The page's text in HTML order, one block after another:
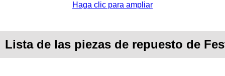
Haga clic para ampliar
Lista de las piezas de repuesto de